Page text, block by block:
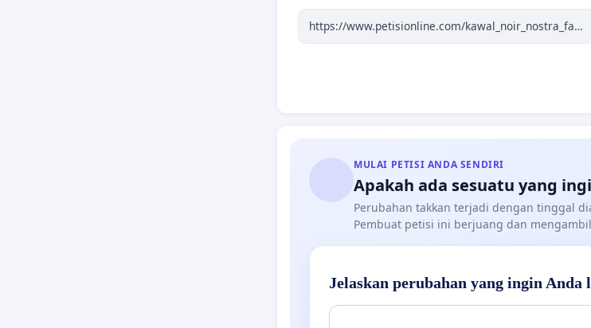
MULAI PETISI ANDA SENDIRI
Apakah ada sesuatu yang
Perubahan takkan terjadi dengan tinggal
Pembuat petisi ini berjuang dan
Jelaskan perubahan yang ingin Anda